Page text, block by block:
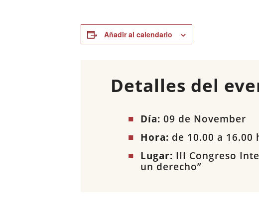
Añadir al calendario
Detalles del
Día: 09 de November
Hora: de 10.00 a 16.00
Lugar: III Congreso
un derecho”